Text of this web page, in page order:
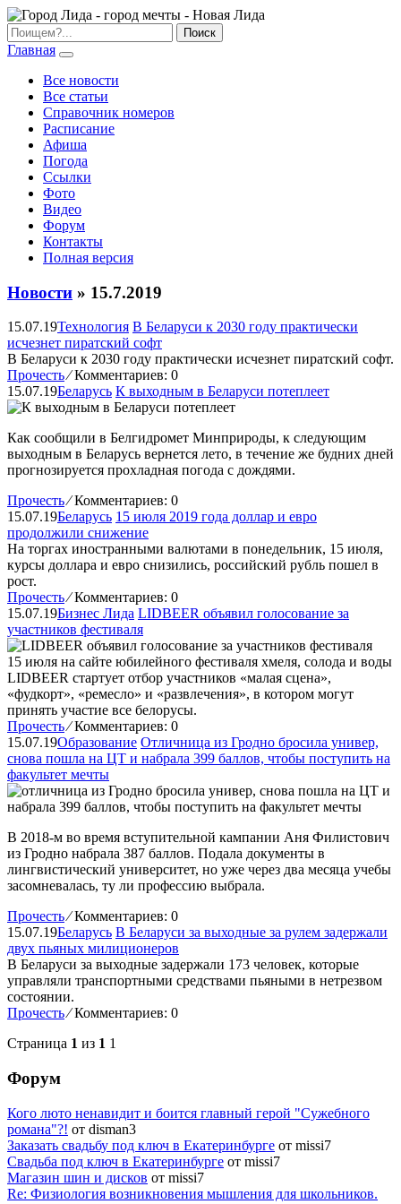
Главная
Все новости
Все статьи
Справочник номеров
Расписание
Афиша
Погода
Ссылки
Фото
Видео
Форум
Контакты
Полная версия
Новости » 15.7.2019
15.07.19Технология В Беларуси к 2030 году практически
исчезнет пиратский софт
В Беларуси к 2030 году практически исчезнет пиратский софт.
Прочесть ⁄Комментариев: 0
15.07.19Беларусь К выходным в Беларуси потеплеет
Как сообщили в Белгидромет Минприроды, к следующим
выходным в Беларусь вернется лето, в течение же будних дней
прогнозируется прохладная погода с дождями.
Прочесть ⁄Комментариев: 0
15.07.19Беларусь 15 июля 2019 года доллар и евро
продолжили снижение
На торгах иностранными валютами в понедельник, 15 июля,
курсы доллара и евро снизились, российский рубль пошел в
рост.
Прочесть ⁄Комментариев: 0
15.07.19Бизнес Лида LIDBEER объявил голосование за
участников фестиваля
15 июля на сайте юбилейного фестиваля хмеля, солода и воды
LIDBEER стартует отбор участников «малая сцена»,
«фудкорт», «ремесло» и «развлечения», в котором могут
принять участие все белорусы.
Прочесть ⁄Комментариев: 0
15.07.19Образование Отличница из Гродно бросила универ,
снова пошла на ЦТ и набрала 399 баллов, чтобы поступить на
факультет мечты
В 2018-м во время вступительной кампании Аня Филистович
из Гродно набрала 387 баллов. Подала документы в
лингвистический университет, но уже через два месяца учебы
засомневалась, ту ли профессию выбрала.
Прочесть ⁄Комментариев: 0
15.07.19Беларусь В Беларуси за выходные за рулем задержали
двух пьяных милиционеров
В Беларуси за выходные задержали 173 человек, которые
управляли транспортными средствами пьяными в нетрезвом
состоянии.
Прочесть ⁄Комментариев: 0
Страница 1 из 1 1
Форум
Кого люто ненавидит и боится главный герой "Сужебного
романа"?! от disman3
Заказать свадьбу под ключ в Екатеринбурге от missi7
Cвадьба под ключ в Екатеринбурге от missi7
Магазин шин и дисков от missi7
Re: Физиология возникновения мышления для школьников.